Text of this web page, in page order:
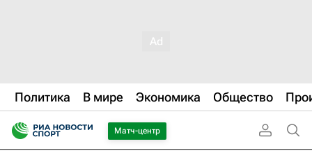
Политика В мире Экономика Общество
Матч-центр